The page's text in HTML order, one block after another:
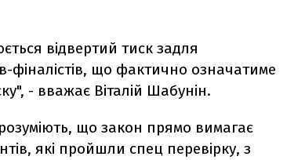
відвертий тиск задля
фіналістів, що фактично означатиме
- вважає Віталій Шабунін.
що закон прямо вимагає
які пройшли спец перевірку, з